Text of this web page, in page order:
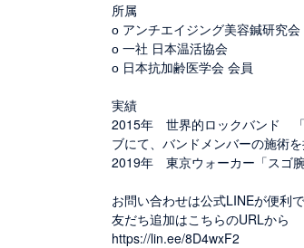
所属
о アンチエイジング美容鍼研究会
о 一社 日本温活協会
о 日本抗加齢医学会 会員
実績
2015年 世界的ロックバンド 「
ブにて、バンドメンバーの施術
2019年 東京ウォーカー「スゴ
お問い合わせは公式LINEが便利で
友だち追加はこちらのURLから
https://lin.ee/8D4wxF2